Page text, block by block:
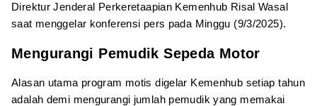
Direktur Jenderal Perkeretaapian Kemenhub Risal Wasal
saat menggelar konferensi pers pada Minggu (9/3/2025).
Mengurangi Pemudik Sepeda Motor
Alasan utama program motis digelar Kemenhub setiap tahun
adalah demi mengurangi jumlah pemudik yang memakai